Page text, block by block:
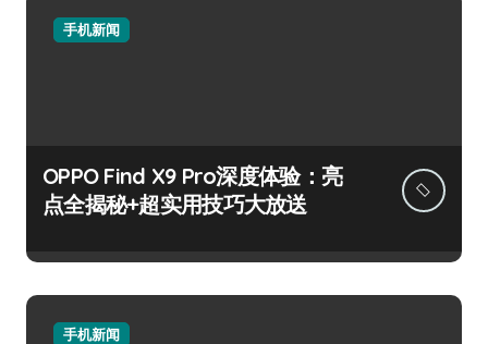
手机新闻
OPPO Find X9 Pro深度体验：亮
点全揭秘+超实用技巧大放送
手机新闻